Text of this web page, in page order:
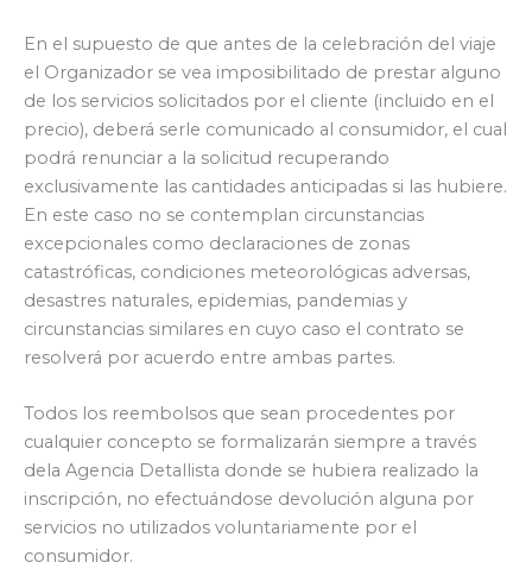
En el supuesto de que antes de la celebración del viaje
el Organizador se vea imposibilitado de prestar alguno
de los servicios solicitados por el cliente (incluido en el
precio), deberá serle comunicado al consumidor, el cual
podrá renunciar a la solicitud recuperando
exclusivamente las cantidades anticipadas si las hubiere.
En este caso no se contemplan circunstancias
excepcionales como declaraciones de zonas
catastróficas, condiciones meteorológicas adversas,
desastres naturales, epidemias, pandemias y
circunstancias similares en cuyo caso el contrato se
resolverá por acuerdo entre ambas partes.
Todos los reembolsos que sean procedentes por
cualquier concepto se formalizarán siempre a través
dela Agencia Detallista donde se hubiera realizado la
inscripción, no efectuándose devolución alguna por
servicios no utilizados voluntariamente por el
consumidor.